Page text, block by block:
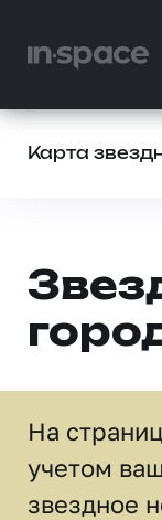
Карта
На
учетом
звездное